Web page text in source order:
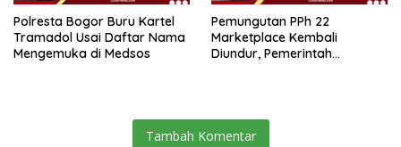
Polresta Bogor Buru Kartel
Tramadol Usai Daftar Nama
Mengemuka di Medsos
Pemungutan PPh 22
Marketplace Kembali
Diundur, Pemerintah
Tambah Komentar